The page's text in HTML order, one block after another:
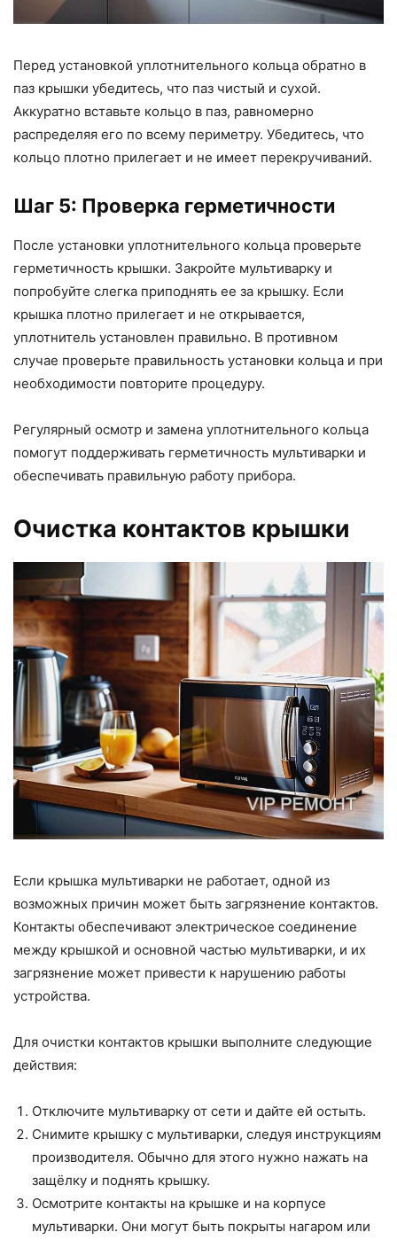
Перед установкой уплотнительного кольца обратно в
паз крышки убедитесь, что паз чистый и сухой.
Аккуратно вставьте кольцо в паз, равномерно
распределяя его по всему периметру. Убедитесь, что
кольцо плотно прилегает и не имеет перекручиваний.
Шаг 5: Проверка герметичности
После установки уплотнительного кольца проверьте
герметичность крышки. Закройте мультиварку и
попробуйте слегка приподнять ее за крышку. Если
крышка плотно прилегает и не открывается,
уплотнитель установлен правильно. В противном
случае проверьте правильность установки кольца и при
необходимости повторите процедуру.
Регулярный осмотр и замена уплотнительного кольца
помогут поддерживать герметичность мультиварки и
обеспечивать правильную работу прибора.
Очистка контактов крышки
Если крышка мультиварки не работает, одной из
возможных причин может быть загрязнение контактов.
Контакты обеспечивают электрическое соединение
между крышкой и основной частью мультиварки, и их
загрязнение может привести к нарушению работы
устройства.
Для очистки контактов крышки выполните следующие
действия:
Отключите мультиварку от сети и дайте ей остыть.
Снимите крышку с мультиварки, следуя инструкциям
производителя. Обычно для этого нужно нажать на
защёлку и поднять крышку.
Осмотрите контакты на крышке и на корпусе
мультиварки. Они могут быть покрыты нагаром или